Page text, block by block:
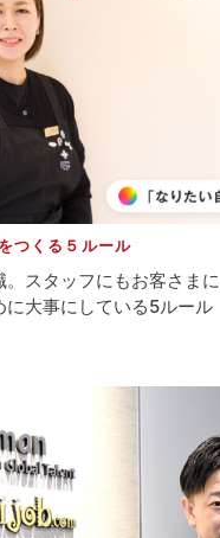
つくる５ルール
。スタッフにもお客さま
に大事にしている5ルール